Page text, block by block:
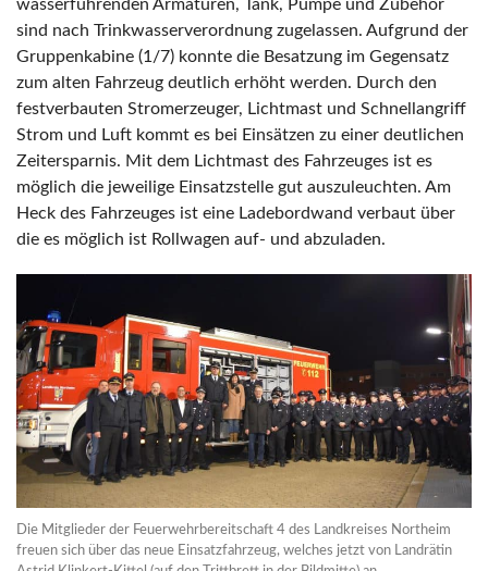
wasserführenden Armaturen, Tank, Pumpe und Zubehör
sind nach Trinkwasserverordnung zugelassen. Aufgrund der
Gruppenkabine (1/7) konnte die Besatzung im Gegensatz
zum alten Fahrzeug deutlich erhöht werden. Durch den
festverbauten Stromerzeuger, Lichtmast und Schnellangriff
Strom und Luft kommt es bei Einsätzen zu einer deutlichen
Zeitersparnis. Mit dem Lichtmast des Fahrzeuges ist es
möglich die jeweilige Einsatzstelle gut auszuleuchten. Am
Heck des Fahrzeuges ist eine Ladebordwand verbaut über
die es möglich ist Rollwagen auf- und abzuladen.
Die Mitglieder der Feuerwehrbereitschaft 4 des Landkreises Northeim
freuen sich über das neue Einsatzfahrzeug, welches jetzt von Landrätin